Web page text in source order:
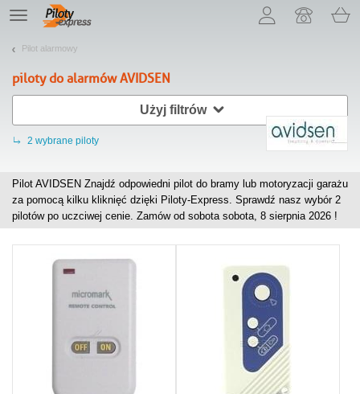
TE
navigation
Pilot alarmowy
piloty do alarmówAVIDSEN
Użyj filtrów
2 wybrane piloty
Pilot AVIDSEN Znajdź odpowiedni pilot do bramy lub motoryzacji garażu
za pomocą kilku kliknięć dzięki Piloty-Express. Sprawdź nasz wybór 2
pilotów po uczciwej cenie. Zamów od sobota sobota, 8 sierpnia 2026 !
Pozwól, że przedstawimy nasze ciasteczka!